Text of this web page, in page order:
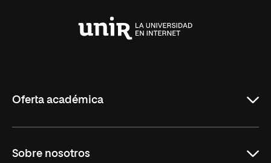
Oferta académica
Maestrías
Sobre nosotros